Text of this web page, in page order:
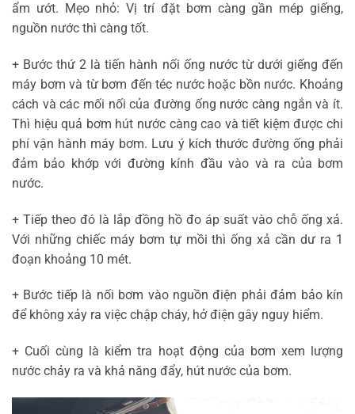
ẩm ướt. Mẹo nhỏ: Vị trí đặt bơm càng gần mép giếng,
nguồn nước thì càng tốt.
+ Bước thứ 2 là tiến hành nối ống nước từ dưới giếng đến
máy bơm và từ bơm đến téc nước hoặc bồn nước. Khoảng
cách và các mối nối của đường ống nước càng ngắn và ít.
Thì hiệu quả bơm hút nước càng cao và tiết kiệm được chi
phí vận hành máy bơm. Lưu ý kích thước đường ống phải
đảm bảo khớp với đường kính đầu vào và ra của bơm
nước.
+ Tiếp theo đó là lắp đồng hồ đo áp suất vào chỗ ống xả.
Với những chiếc máy bơm tự mồi thì ống xả cần dư ra 1
đoạn khoảng 10 mét.
+ Bước tiếp là nối bơm vào nguồn điện phải đảm bảo kín
để không xảy ra việc chập cháy, hở điện gây nguy hiểm.
+ Cuối cùng là kiểm tra hoạt động của bơm xem lượng
nước chảy ra và khả năng đẩy, hút nước của bơm.